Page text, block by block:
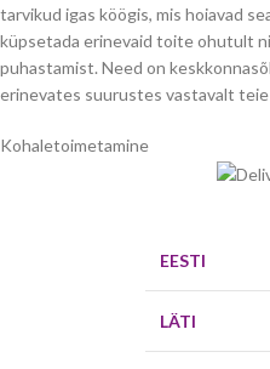
tarvikud igas köögis, mis hoiavad
küpsetada erinevaid toite ohutult
puhastamist. Need on
erinevates suurustes vastavalt teie
Kohaletoimetamine
EESTI
LÄTI